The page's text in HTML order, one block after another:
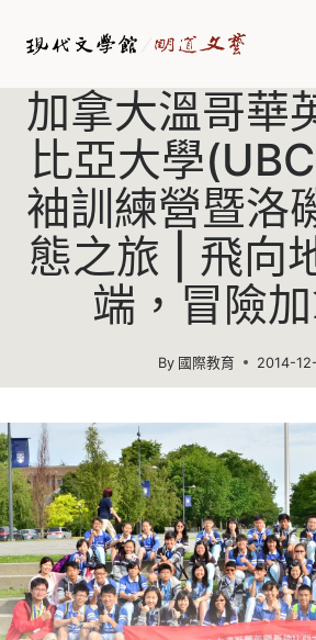
加拿大溫哥華
比亞大學
袖訓練營暨洛
態之旅 | 飛向
端，冒險
By 國際教育 2014-